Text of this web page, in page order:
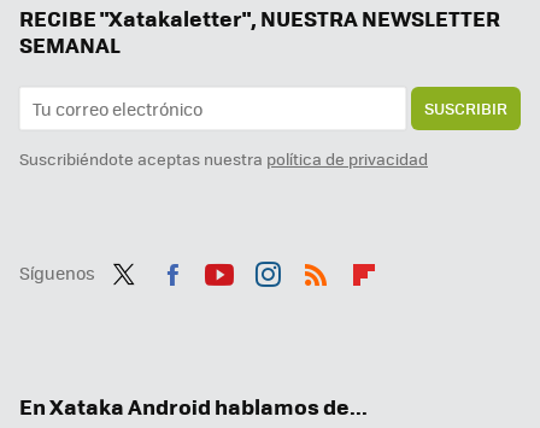
RECIBE "Xatakaletter", NUESTRA NEWSLETTER
SEMANAL
SUSCRIBIR
Suscribiéndote aceptas nuestra política de privacidad
Síguenos
En Xataka Android hablamos de...